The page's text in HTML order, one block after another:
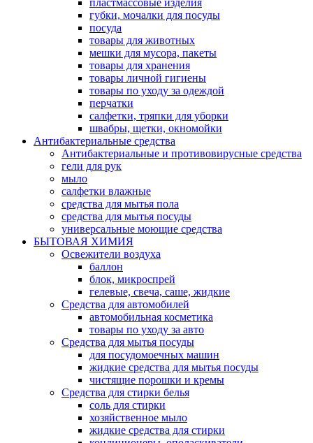
губки, мочалки для посуды
посуда
товары для животных
мешки для мусора, пакеты
товары для хранения
товары личной гигиены
товары по уходу за одеждой
перчатки
салфетки, тряпки для уборки
швабры, щетки, окномойки
Антибактериальные средства
Антибактериальные и противовирусные средства
гели для рук
мыло
салфетки влажные
средства для мытья пола
средства для мытья посуды
универсальные моющие средства
БЫТОВАЯ ХИМИЯ
Освежители воздуха
баллон
блок, микроспрей
гелевые, свеча, саше, жидкие
Средства для автомобилей
автомобильная косметика
товары по уходу за авто
Средства для мытья посуды
для посудомоечных машин
жидкие средства для мытья посуды
чистящие порошки и кремы
Средства для стирки белья
соль для стирки
хозяйственное мыло
жидкие средства для стирки